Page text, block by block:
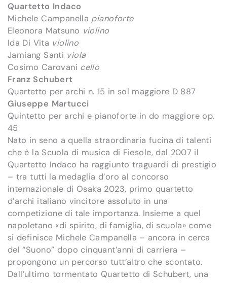
Quartetto Indaco
Michele Campanella pianoforte
Eleonora Matsuno violino
Ida Di Vita violino
Jamiang Santi viola
Cosimo Carovani cello
Franz Schubert
Quartetto per archi n. 15 in sol maggiore D 887
Giuseppe Martucci
Quintetto per archi e pianoforte in do maggiore op.
45
Nato in seno a quella straordinaria fucina di talenti
che è la Scuola di musica di Fiesole, dal 2007 il
Quartetto Indaco ha raggiunto traguardi di prestigio
– tra tutti la medaglia d’oro al concorso
internazionale di Osaka 2023, primo quartetto
d’archi italiano vincitore assoluto in una
competizione di tale importanza. Insieme a quel
napoletano «di spirito, di famiglia, di scuola» come
si definisce Michele Campanella – ancora in cerca
del “Suono” dopo cinquant’anni di carriera –
propongono un percorso tutt’altro che scontato.
Dall’ultimo tormentato Quartetto di Schubert, una